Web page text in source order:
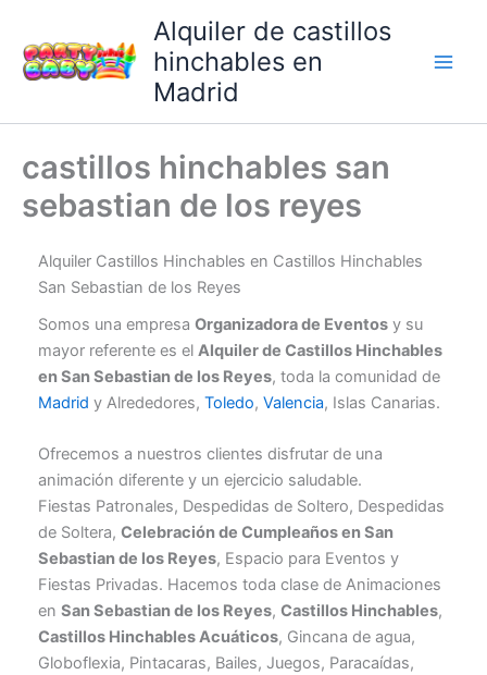
contenido
Alquiler de castillos
hinchables en
Madrid
castillos hinchables san
sebastian de los reyes
Alquiler Castillos Hinchables en Castillos Hinchables
San Sebastian de los Reyes
Somos una empresa Organizadora de Eventos y su
mayor referente es el Alquiler de Castillos Hinchables
en San Sebastian de los Reyes, toda la comunidad de
Madrid y Alrededores, Toledo, Valencia, Islas Canarias.
Ofrecemos a nuestros clientes disfrutar de una
animación diferente y un ejercicio saludable.
Fiestas Patronales, Despedidas de Soltero, Despedidas
de Soltera, Celebración de Cumpleaños enSan
Sebastian de los Reyes, Espacio para Eventos y
Fiestas Privadas. Hacemos toda clase de Animaciones
en San Sebastian de los Reyes, Castillos Hinchables,
Castillos Hinchables Acuáticos, Gincana de agua,
Globoflexia, Pintacaras, Bailes, Juegos, Paracaídas,